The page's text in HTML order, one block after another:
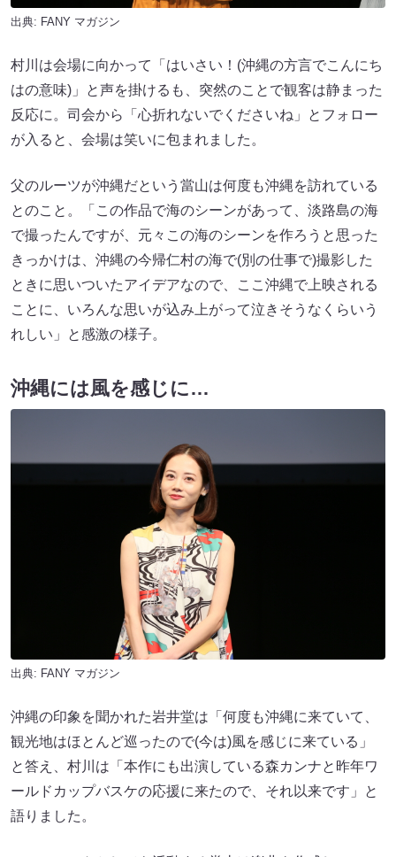
出典: FANY マガジン
村川は会場に向かって「はいさい！(沖縄の方言でこんにち
はの意味)」と声を掛けるも、突然のことで観客は静まった
反応に。司会から「心折れないでくださいね」とフォロー
が入ると、会場は笑いに包まれました。
父のルーツが沖縄だという當山は何度も沖縄を訪れている
とのこと。「この作品で海のシーンがあって、淡路島の海
で撮ったんですが、元々この海のシーンを作ろうと思った
きっかけは、沖縄の今帰仁村の海で(別の仕事で)撮影した
ときに思いついたアイデアなので、ここ沖縄で上映される
ことに、いろんな思いが込み上がって泣きそうなくらいう
れしい」と感激の様子。
沖縄には風を感じに…
出典: FANY マガジン
沖縄の印象を聞かれた岩井堂は「何度も沖縄に来ていて、
観光地はほとんど巡ったので(今は)風を感じに来ている」
と答え、村川は「本作にも出演している森カンナと昨年ワ
ールドカップバスケの応援に来たので、それ以来です」と
語りました。